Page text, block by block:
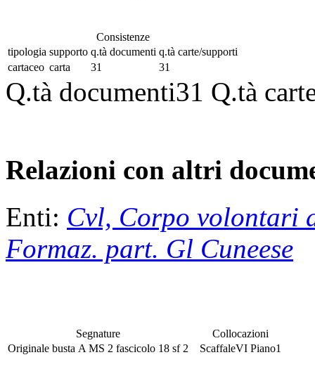
Consistenze
tipologia supporto q.tà documenti q.tà carte/supporti
cartaceo carta 31 31
Q.tà documenti31 Q.tà
Relazioni con altri
Enti: Cvl, Corpo volontari
Formaz. part. Gl Cuneese
Segnature
Originale busta A MS 2 fascicolo 18 sf2
Collocazioni
ScaffaleVI Piano1